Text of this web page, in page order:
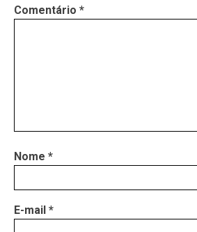
Comentário *
Nome *
E-mail *